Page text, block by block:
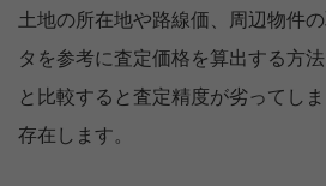
土地の所在地や路線価、周辺物件
タを参考に査定価格を算出する方
と比較すると査定精度が劣ってし
存在します。